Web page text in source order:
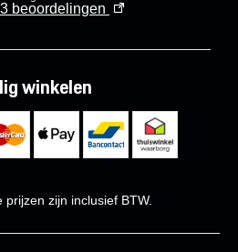
beoordelingen
winkelen
prijzen zijn inclusief BTW.